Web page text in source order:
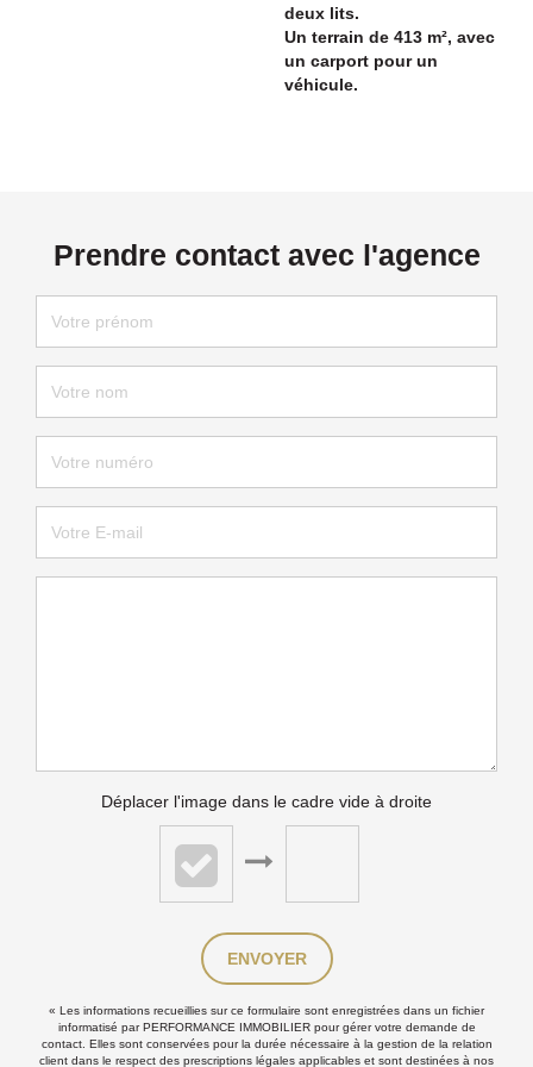
deux lits.
Un terrain de 413 m², avec
un carport pour un
véhicule.
Prendre contact avec l'agence
Déplacer l'image dans le cadre vide à droite
ENVOYER
« Les informations recueillies sur ce formulaire sont enregistrées dans un fichier
informatisé par PERFORMANCE IMMOBILIER pour gérer votre demande de
contact. Elles sont conservées pour la durée nécessaire à la gestion de la relation
client dans le respect des prescriptions légales applicables et sont destinées à nos